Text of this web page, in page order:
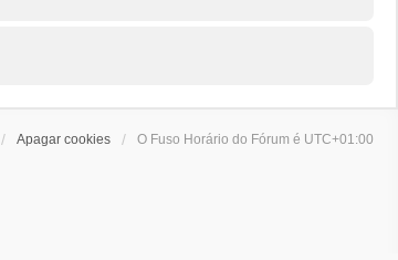
Apagar cookies O Fuso Horário do Fórum é UTC+01:00